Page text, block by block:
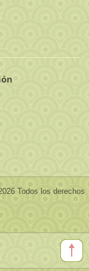
Todos los derechos